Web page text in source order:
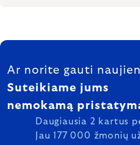
FOOTER
Ar norite gauti
Suteikiame jums
nemokamą
Daugiausia 2 kartus
Jau 177 000 žmonių